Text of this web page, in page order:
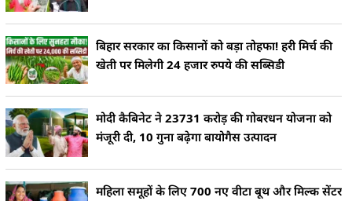
बिहार सरकार का किसानों को बड़ा तोहफा! हरी मिर्च की
खेती पर मिलेगी 24 हजार रुपये की सब्सिडी
मोदी कैबिनेट ने 23731 करोड़ की गोबरधन योजना को
मंजूरी दी, 10 गुना बढ़ेगा बायोगैस उत्पादन
महिला समूहों के लिए 700 नए वीटा बूथ और मिल्क सेंटर